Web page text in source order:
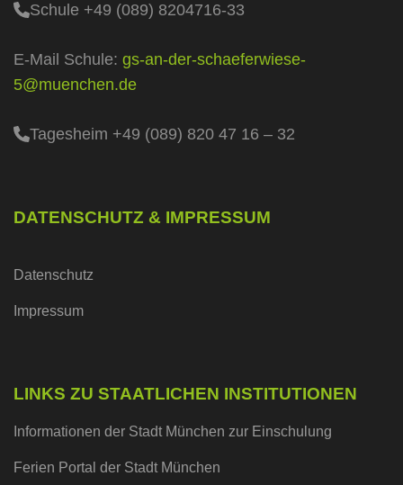
Schule +49 (089) 8204716-33
E-Mail Schule: gs-an-der-schaeferwiese-
5@muenchen.de
Tagesheim +49 (089) 820 47 16 – 32
DATENSCHUTZ & IMPRESSUM
Datenschutz
Impressum
LINKS ZU STAATLICHEN INSTITUTIONEN
Informationen der Stadt München zur Einschulung
Ferien Portal der Stadt München